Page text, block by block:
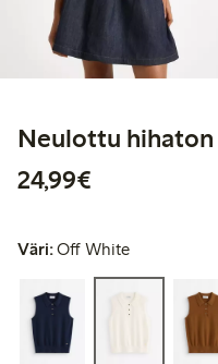
Neulottu hihaton
24,99€
Väri:Off White